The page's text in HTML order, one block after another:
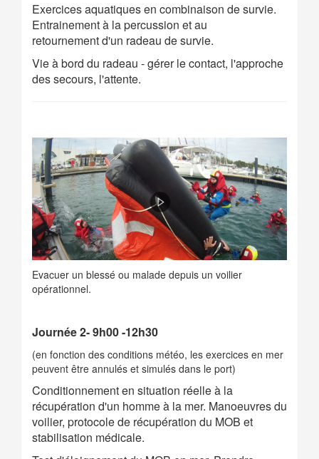
Exercices aquatiques en combinaison de survie.
Entrainement à la percussion et au
retournement d'un radeau de survie.
Vie à bord du radeau - gérer le contact, l'approche
des secours, l'attente.
Evacuer un blessé ou malade depuis un voilier
opérationnel.
Journée 2- 9h00 -12h30
(en fonction des conditions météo, les exercices en mer
peuvent être annulés et simulés dans le port)
Conditionnement en situation réelle à la
récupération d'un homme à la mer. Manoeuvres du
voilier, protocole de récupération du MOB et
stabilisation médicale.